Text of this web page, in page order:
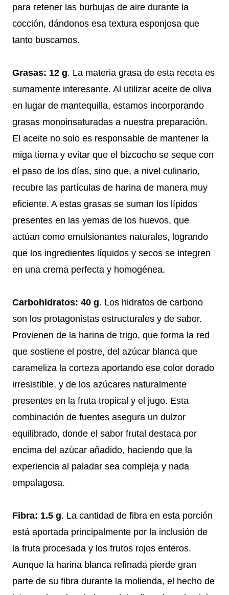
para retener las burbujas de aire durante la
cocción, dándonos esa textura esponjosa que
tanto buscamos.
Grasas: 12 g. La materia grasa de esta receta es
sumamente interesante. Al utilizar aceite de oliva
en lugar de mantequilla, estamos incorporando
grasas monoinsaturadas a nuestra preparación.
El aceite no solo es responsable de mantener la
miga tierna y evitar que el bizcocho se seque con
el paso de los días, sino que, a nivel culinario,
recubre las partículas de harina de manera muy
eficiente. A estas grasas se suman los lípidos
presentes en las yemas de los huevos, que
actúan como emulsionantes naturales, logrando
que los ingredientes líquidos y secos se integren
en una crema perfecta y homogénea.
Carbohidratos: 40 g. Los hidratos de carbono
son los protagonistas estructurales y de sabor.
Provienen de la harina de trigo, que forma la red
que sostiene el postre, del azúcar blanca que
carameliza la corteza aportando ese color dorado
irresistible, y de los azúcares naturalmente
presentes en la fruta tropical y el jugo. Esta
combinación de fuentes asegura un dulzor
equilibrado, donde el sabor frutal destaca por
encima del azúcar añadido, haciendo que la
experiencia al paladar sea compleja y nada
empalagosa.
Fibra: 1.5 g. La cantidad de fibra en esta porción
está aportada principalmente por la inclusión de
la fruta procesada y los frutos rojos enteros.
Aunque la harina blanca refinada pierde gran
parte de su fibra durante la molienda, el hecho de